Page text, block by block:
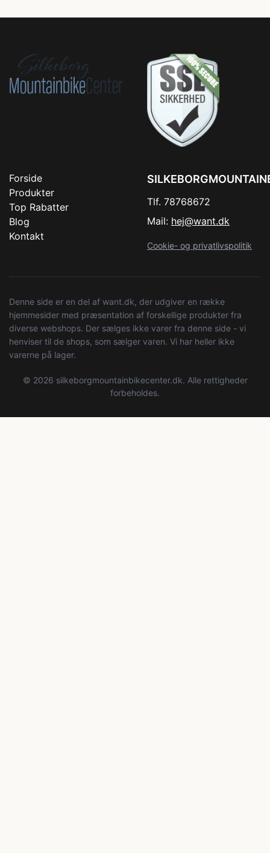
Forside
Produkter
Top Rabatter
Blog
Kontakt
Tlf. 78768672
Mail: hej@want.dk
Cookie- og privatlivspolitik
Denne side er en del af want.dk, der udgiver en række
hjemmesider med præsentation af forskellige produkter fra
diverse webshops. Der sælges ikke varer fra denne side - vi
henviser til de shops, som sælger varen. Vi har heller ikke
varerne på lager.
© 2026 silkeborgmountainbikecenter.dk. Alle rettigheder
forbeholdes.